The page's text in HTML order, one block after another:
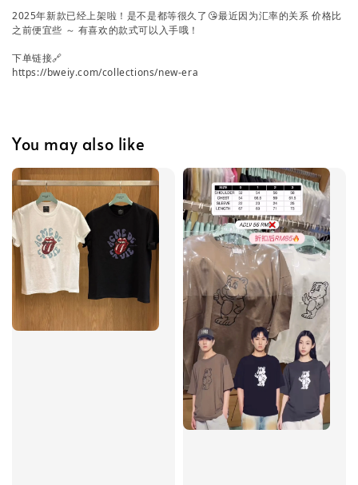
2025年新款已经上架啦！是不是都等很久了😘最近因为汇率的关系 价格比
之前便宜些 ～ 有喜欢的款式可以入手哦！
下单链接🔗
https://bweiy.com/collections/new-era
You may also like